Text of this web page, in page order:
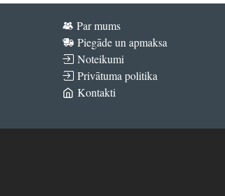
Par mums
Piegāde un apmaksa
Noteikumi
Privātuma politika
Kontakti